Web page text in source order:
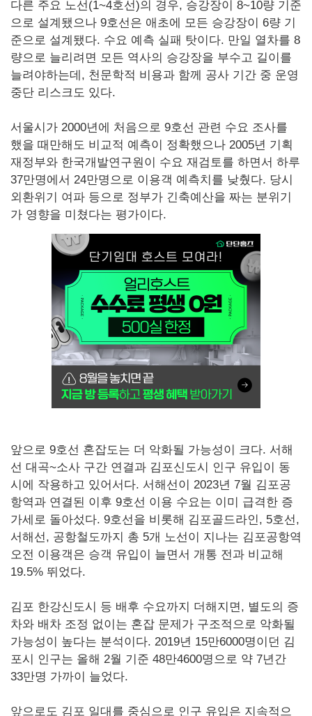
다른 주요 노선(1~4호선)의 경우, 승강장이 8~10량 기준
으로 설계됐으나 9호선은 애초에 모든 승강장이 6량 기
준으로 설계됐다. 수요 예측 실패 탓이다. 만일 열차를 8
량으로 늘리려면 모든 역사의 승강장을 부수고 길이를
늘려야하는데, 천문학적 비용과 함께 공사 기간 중 운영
중단 리스크도 있다.
서울시가 2000년에 처음으로 9호선 관련 수요 조사를
했을 때만해도 비교적 예측이 정확했으나 2005년 기획
재정부와 한국개발연구원이 수요 재검토를 하면서 하루
37만명에서 24만명으로 이용객 예측치를 낮췄다. 당시
외환위기 여파 등으로 정부가 긴축예산을 짜는 분위기
가 영향을 미쳤다는 평가이다.
앞으로 9호선 혼잡도는 더 악화될 가능성이 크다. 서해
선 대곡~소사 구간 연결과 김포신도시 인구 유입이 동
시에 작용하고 있어서다. 서해선이 2023년 7월 김포공
항역과 연결된 이후 9호선 이용 수요는 이미 급격한 증
가세로 돌아섰다. 9호선을 비롯해 김포골드라인, 5호선,
서해선, 공항철도까지 총 5개 노선이 지나는 김포공항역
오전 이용객은 승객 유입이 늘면서 개통 전과 비교해
19.5% 뛰었다.
김포 한강신도시 등 배후 수요까지 더해지면, 별도의 증
차와 배차 조정 없이는 혼잡 문제가 구조적으로 악화될
가능성이 높다는 분석이다. 2019년 15만6000명이던 김
포시 인구는 올해 2월 기준 48만4600명으로 약 7년간
33만명 가까이 늘었다.
앞으로도 김포 일대를 중심으로 인구 유입은 지속적으